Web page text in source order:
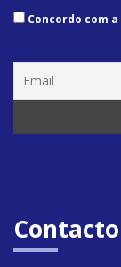
Concordo com a
Contacto